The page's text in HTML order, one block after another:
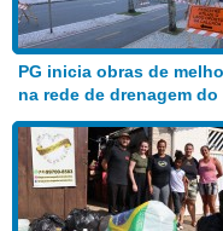
PG inicia obras de
na rede de drenagem do
Bairro Aviação